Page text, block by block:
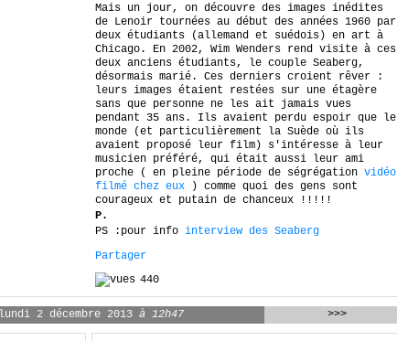
Mais un jour, on découvre des images inédites
de Lenoir tournées au début des années 1960 par
deux étudiants (allemand et suédois) en art à
Chicago. En 2002, Wim Wenders rend visite à ces
deux anciens étudiants, le couple Seaberg,
désormais marié. Ces derniers croient rêver :
leurs images étaient restées sur une étagère
sans que personne ne les ait jamais vues
pendant 35 ans. Ils avaient perdu espoir que le
monde (et particulièrement la Suède où ils
avaient proposé leur film) s'intéresse à leur
musicien préféré, qui était aussi leur ami
proche ( en pleine période de ségrégation vidéo
filmé chez eux ) comme quoi des gens sont
courageux et putain de chanceux !!!!!
P.
PS :pour info interview des Seaberg
Partager
440
lundi 2 décembre 2013à 12h47 >>>